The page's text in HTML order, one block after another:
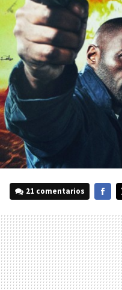
21 comentarios